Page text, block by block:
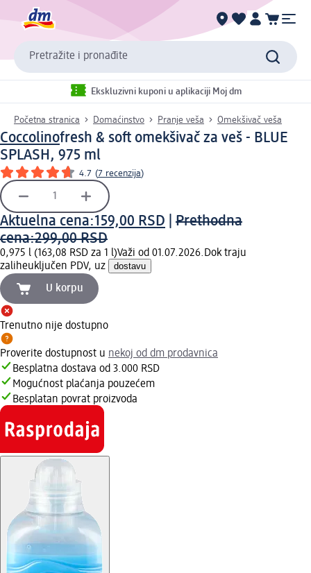
Pretražite i pronađite
Ekskluzivni kuponi u aplikaciji Moj dm
Početna stranica Domaćinstvo Pranje veša Omekšivač veša
Coccolinofresh & soft omekšivač za veš - BLUE
SPLASH, 975 ml
4.7 (7 recenzija)
Aktuelna cena:159,00 RSD
Prethodna
cena:299,00 RSD
0,975 l (163,08 RSD za 1 l)Važi od 01.07.2026. Dok traju
zaliheuključen PDV, uz dostavu
U korpu
Trenutno nije dostupno
Proverite dostupnost u nekoj od dm prodavnica
Besplatna dostava od 3.000 RSD
Mogućnost plaćanja pouzećem
Besplatan povrat proizvoda